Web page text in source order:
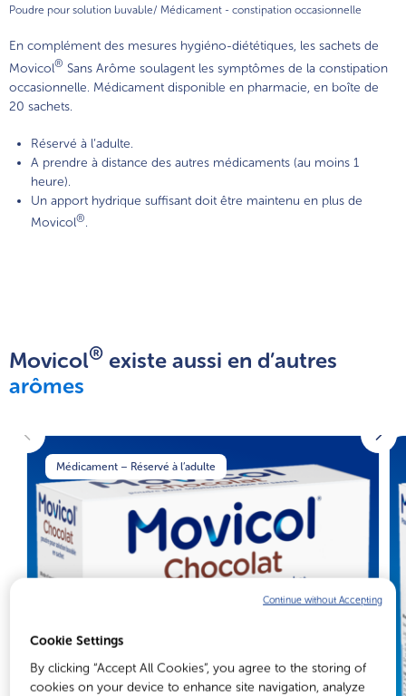
MoviGo® - Dispositif Médical
Poudre pour solution buvable/ Médicament - constipation occasionnelle
En complément des mesures hygiéno-diététiques, les sachets de
Movicol® Sans Arôme soulagent les symptômes de la constipation
occasionnelle. Médicament disponible en pharmacie, en boîte de
20 sachets.
Réservé à l’adulte.
A prendre à distance des autres médicaments (au moins 1
heure).
Un apport hydrique suffisant doit être maintenu en plus de
Movicol®.
Movicol® existe aussi en d’autres
arômes
Médicament – Réservé à l’adulte
Cookie Settings
By clicking “Accept All Cookies”, you agree to the storing of
cookies on your device to enhance site navigation, analyze
Continue without Accepting